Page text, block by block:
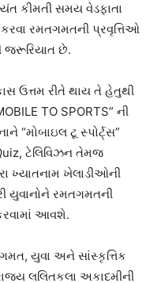
કીમતી સમય વેડફાતા
રમતગમતની પ્રવૃત્તિઓ
જરૂરિયાત છે.
ઉત્તમ રીતે થાય તે હેતુથી
TO SPORTS” ની
“મોબાઇલ ટૂ સ્પોર્ટ્સ”
ટેલિવિઝન તેમજ
ખ્યાતનામ ખેલાડીઓની
યુવાનોને રમતગમતની
આવશે.
યુવા અને સાંસ્કૃત્તિક
લલિતકલા અકાદમીની